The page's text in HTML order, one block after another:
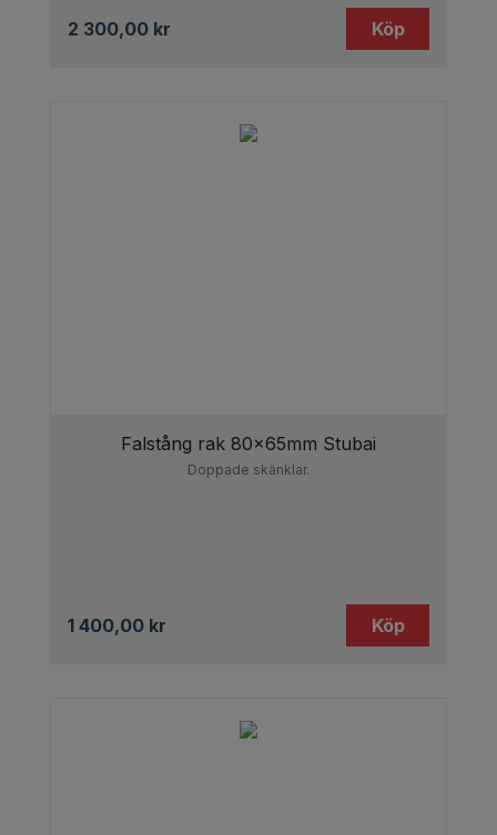
2 300,00 kr Köp
Falstång rak 80x65mm Stubai
Doppade skänklar.
1 400,00 kr Köp